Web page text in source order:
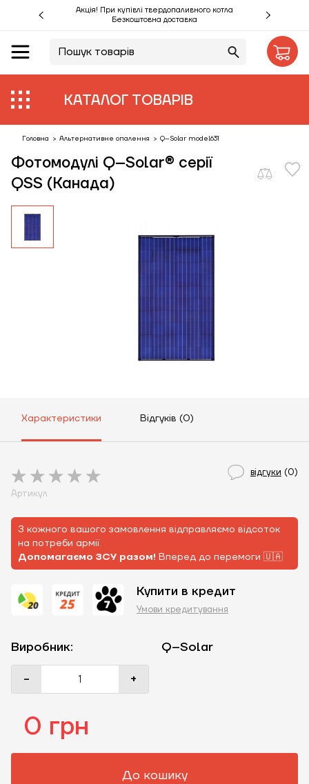
Акція! При купівлі твердопаливного котла
Безкоштовна доставка
КАТАЛОГ ТОВАРІВ
Акції %
Виробники
Об'єкти
Монтаж
Клієнтам
Статті
Головна > Альтернативне опалення > Q–Solar model631
Фотомодулі Q–Solar® серії
QSS (Канада)
Характеристики Відгуків (0)
відгуки (0)
Артикул
З кожного вашого замовлення відправляємо відсоток
на потреби армії.
Допомагаємо ЗСУ разом! Вперед до перемоги 🇺🇦
Купити в кредит
Умови кредитування
Виробник:
Q–Solar
-
+
0 грн
До кошику